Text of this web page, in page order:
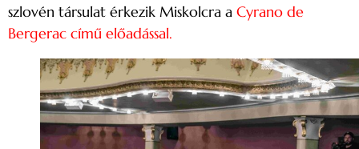
szlovén társulat érkezik Miskolcra a Cyrano de
Bergerac című előadással.